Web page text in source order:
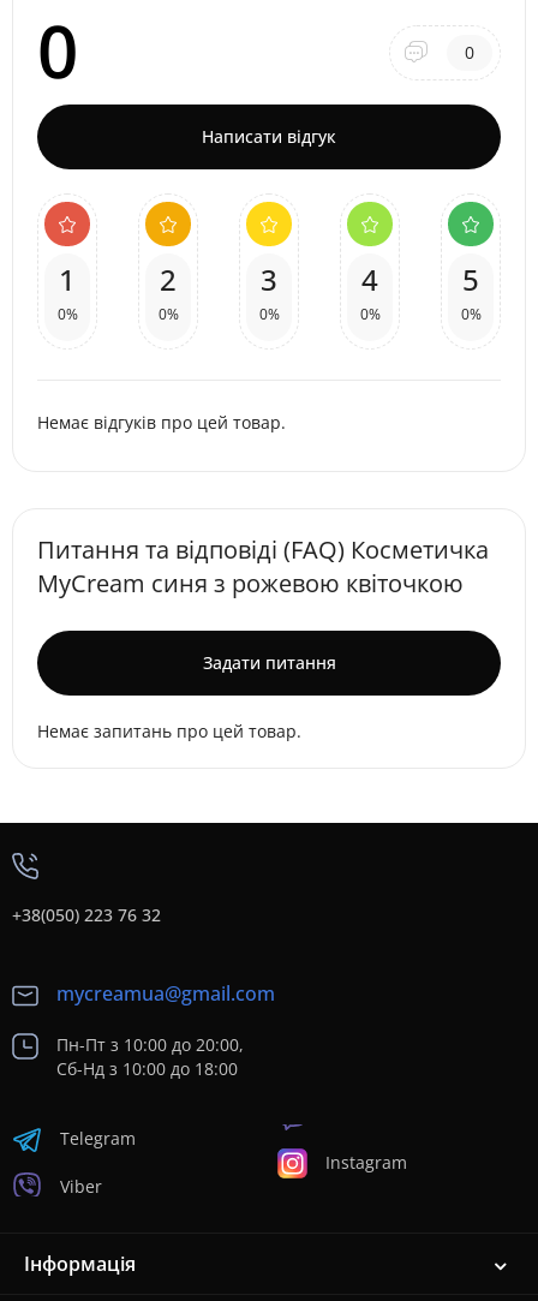
0 0
Написати відгук
1
0%
2
0%
3
0%
4
0%
5
0%
Немає відгуків про цей товар.
Питання та відповіді (FAQ) Косметичка
MyCream синя з рожевою квіточкою
Задати питання
Немає запитань про цей товар.
+38(050) 223 76 32
mycreamua@gmail.com
Пн-Пт з 10:00 до 20:00,
Сб-Нд з 10:00 до 18:00
Telegram
Viber
Instagram
Інформація